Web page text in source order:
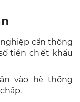
cần thông
tiền chiết khấu
vào hệ thống